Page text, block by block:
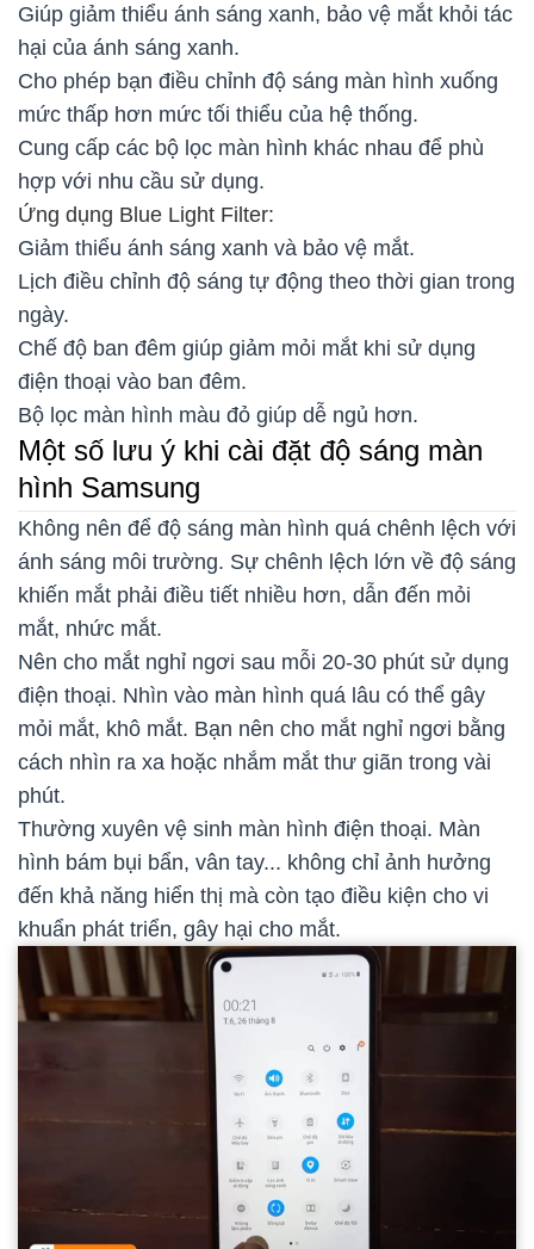
Giúp giảm thiểu ánh sáng xanh, bảo vệ mắt khỏi tác
hại của ánh sáng xanh.
Cho phép bạn điều chỉnh độ sáng màn hình xuống
mức thấp hơn mức tối thiểu của hệ thống.
Cung cấp các bộ lọc màn hình khác nhau để phù
hợp với nhu cầu sử dụng.
Ứng dụng Blue Light Filter:
Giảm thiểu ánh sáng xanh và bảo vệ mắt.
Lịch điều chỉnh độ sáng tự động theo thời gian trong
ngày.
Chế độ ban đêm giúp giảm mỏi mắt khi sử dụng
điện thoại vào ban đêm.
Bộ lọc màn hình màu đỏ giúp dễ ngủ hơn.
Một số lưu ý khi cài đặt độ sáng màn
hình Samsung
Không nên để độ sáng màn hình quá chênh lệch với
ánh sáng môi trường. Sự chênh lệch lớn về độ sáng
khiến mắt phải điều tiết nhiều hơn, dẫn đến mỏi
mắt, nhức mắt.
Nên cho mắt nghỉ ngơi sau mỗi 20-30 phút sử dụng
điện thoại. Nhìn vào màn hình quá lâu có thể gây
mỏi mắt, khô mắt. Bạn nên cho mắt nghỉ ngơi bằng
cách nhìn ra xa hoặc nhắm mắt thư giãn trong vài
phút.
Thường xuyên vệ sinh màn hình điện thoại. Màn
hình bám bụi bẩn, vân tay... không chỉ ảnh hưởng
đến khả năng hiển thị mà còn tạo điều kiện cho vi
khuẩn phát triển, gây hại cho mắt.